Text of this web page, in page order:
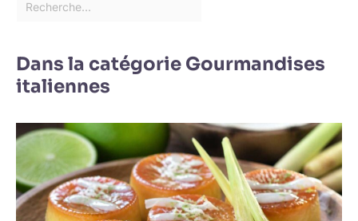
Dans la catégorie Gourmandises
italiennes